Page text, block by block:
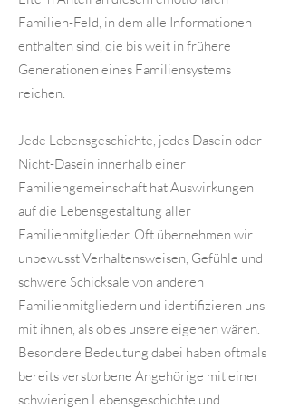
Familien-Feld, in dem alle Informationen
enthalten sind, die bis weit in frühere
Generationen eines Familiensystems
reichen.
Jede Lebensgeschichte, jedes Dasein oder
Nicht-Dasein innerhalb einer
Familiengemeinschaft hat Auswirkungen
auf die Lebensgestaltung aller
Familienmitglieder. Oft übernehmen wir
unbewusst Verhaltensweisen, Gefühle und
schwere Schicksale von anderen
Familienmitgliedern und identifizieren uns
mit ihnen, als ob es unsere eigenen wären.
Besondere Bedeutung dabei haben oftmals
bereits verstorbene Angehörige mit einer
schwierigen Lebensgeschichte und